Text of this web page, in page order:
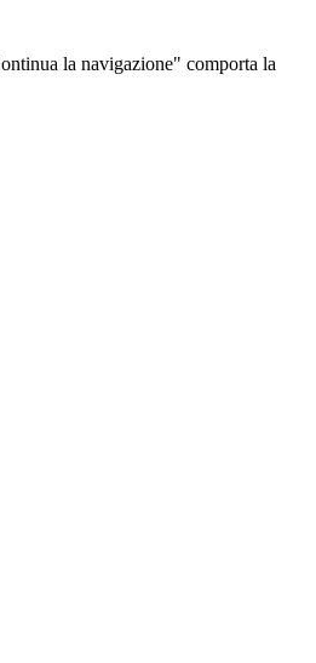
la navigazione" comporta la